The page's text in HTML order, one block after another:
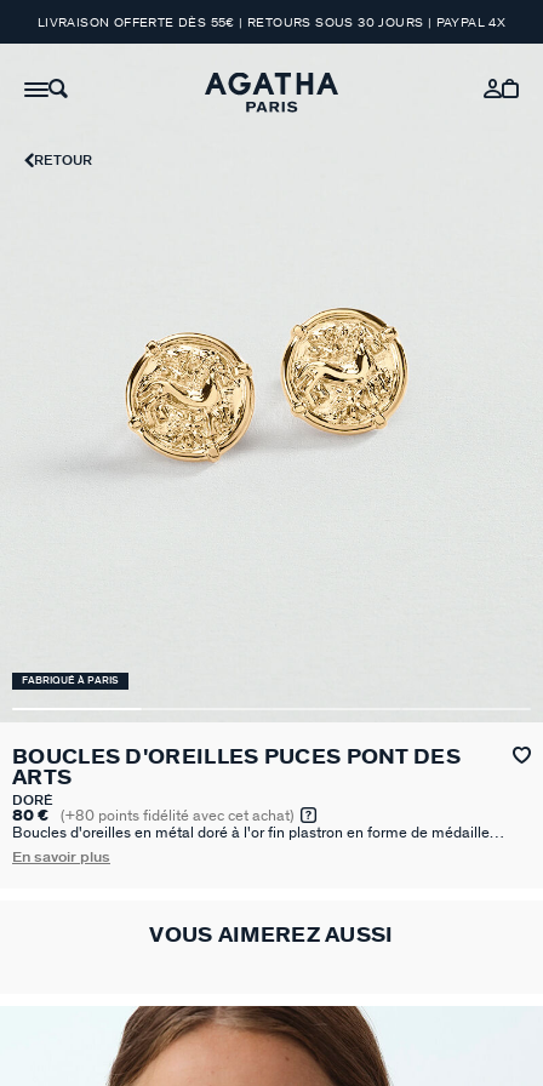
LIVRAISON OFFERTE DÈS 55€ | RETOURS SOUS 30 JOURS | PAYPAL 4X
RETOUR
FABRIQUÉ À PARIS
BOUCLES D'OREILLES PUCES PONT DES
ARTS
DORÉ
80 € (+80 points fidélité avec cet achat)
Boucles d'oreilles en métal doré à l'or fin plastron en forme de médaille
symbolisant un cheval.
En savoir plus
VOUS AIMEREZ AUSSI